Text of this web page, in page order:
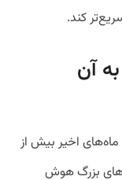
کند.
آن
اخیر بیش از
بزرگ هوش